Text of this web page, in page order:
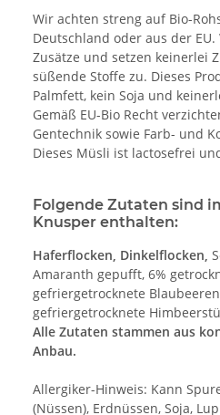
Wir achten streng auf Bio-
Deutschland oder aus der
Zusätze und setzen keinerlei
süßende Stoffe zu. Dieses
Palmfett, kein Soja und
Gemäß EU-Bio Recht
Gentechnik sowie Farb- und
Dieses Müsli ist lactosefrei
Folgende Zutaten sind
Knusper enthalten:
Haferflocken, Dinkelflocken,
Amaranth gepufft, 6%
gefriergetrocknete
gefriergetrocknete
Alle Zutaten stammen aus
Anbau.
Allergiker-Hinweis: Kann
(Nüssen), Erdnüssen, Soja,